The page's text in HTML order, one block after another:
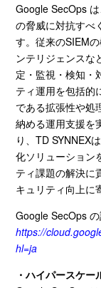
Google SecOps
の脅威に対抗すべ
す。従来のSIEM
ンテリジェンスな
定・監視・検知・
ティ運用を包括的
である拡張性や処
納める運用支援を
り、TD SYNNEXは
化ソリューション
ティ課題の解決に
キュリティ向上に
Google SecOps
https://
hl=ja
・ハイパースケ